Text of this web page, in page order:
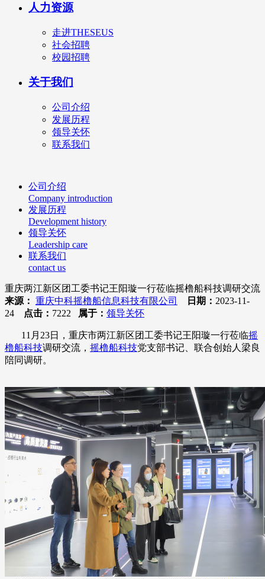
人力资源
走进THESEUS
社会招聘
校园招聘
关于我们
公司介绍
发展历程
领导关怀
联系我们
公司介绍
Company introduction
发展历程
Development history
领导关怀
Leadership care
联系我们
contact us
重庆两江新区团工委书记王阳璇一行莅临摇橹船科技调研交流
来源： 重庆中科摇橹船信息科技有限公司 日期： 2023-11-
24
点击： 7222 属于： 领导关怀
11月23日，重庆市两江新区团工委书记王阳璇一行莅临摇
橹船科技调研交流， 摇橹船科技党支部书记、联合创始人梁良
陪同调研。